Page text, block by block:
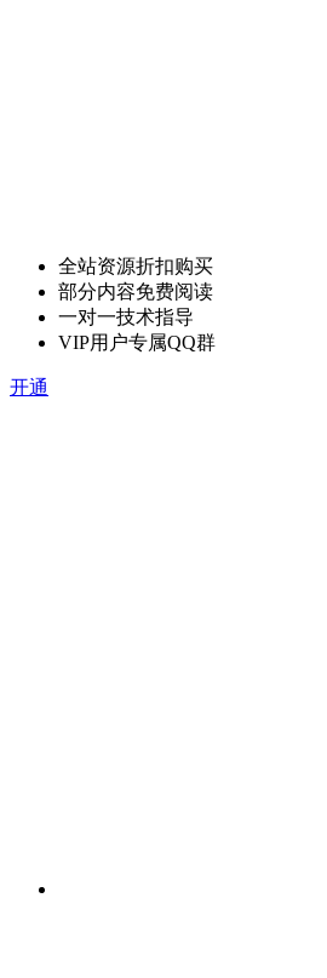
全站资源折扣购买
部分内容免费阅读
一对一技术指导
VIP用户专属QQ群
开通